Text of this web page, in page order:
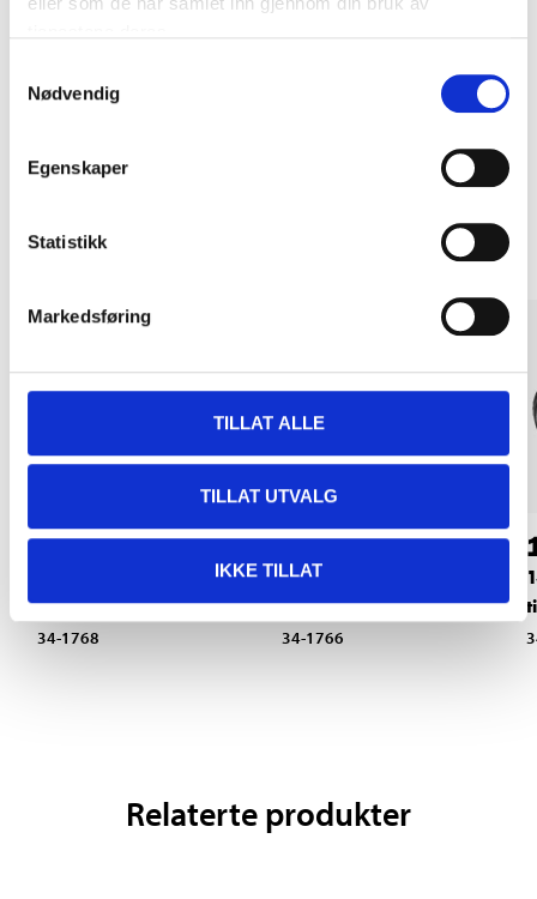
Nødvendig
Egenskaper
Statistikk
Markedsføring
TILLAT ALLE
TILLAT UTVALG
IKKE TILLAT
3990
tilhenger
34-1768
3990
7-polet kontakt til
tilhenger
34-1766
Relaterte produkter